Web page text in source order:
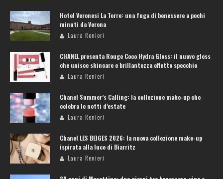
Hotel Veronesi La Torre: una fuga di benessere a pochi
minuti da Verona
Laura Renieri
CHANEL presenta Rouge Coco Hydra Gloss: il nuovo gloss
che unisce skincare e brillantezza effetto specchio
Laura Renieri
Chanel Summer’s Calling: la collezione make-up che
celebra le notti d’estate
Laura Renieri
Chanel LES BEIGES 2026: la nuova collezione make-up
ispirata alla luce di Biarritz
Laura Renieri